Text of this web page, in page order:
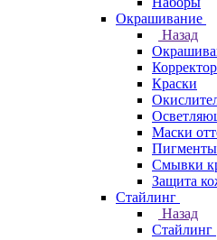
Окрашивание
Назад
Краски
Маски
Пигменты
Смывки
Защита
Стайлинг
Назад
Стайлинг